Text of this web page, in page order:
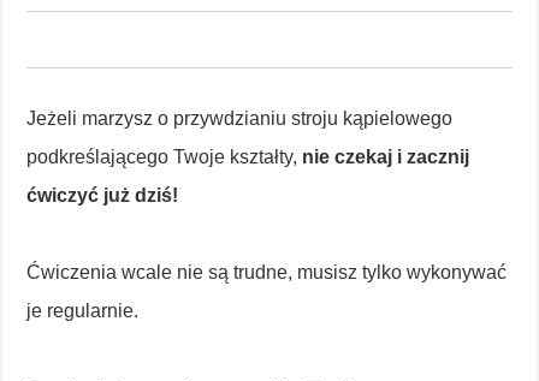
Jeżeli marzysz o przywdzianiu stroju kąpielowego
podkreślającego Twoje kształty, nie czekaj i zacznij
ćwiczyć już dziś!
Ćwiczenia wcale nie są trudne, musisz tylko wykonywać
je regularnie.